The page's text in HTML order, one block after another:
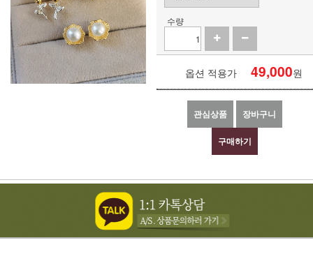
수량
옵션 적용가 49,000원
관심상품 장바구니
구매하기